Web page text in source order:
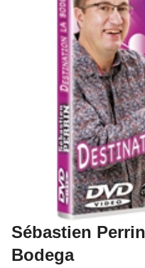
Sébastien
Bodega